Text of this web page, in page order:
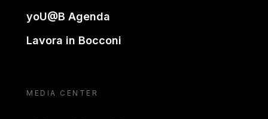
yoU@B Agenda
Lavora in Bocconi
MEDIA CENTER